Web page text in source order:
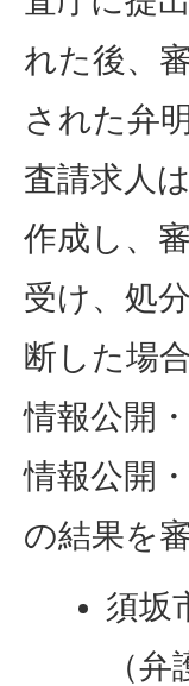
れた後、
された弁
査請求人
作成し、
受け、処
断した場
情報公開
情報公開
の結果を
須坂
（弁